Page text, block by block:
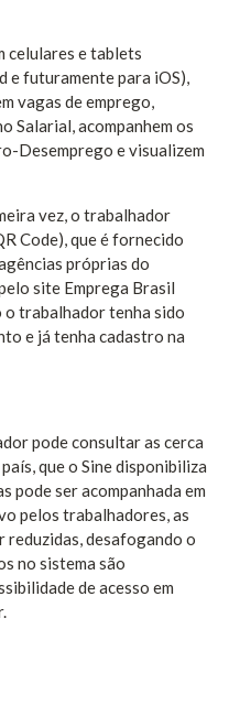
celulares e tablets
e futuramente para iOS),
vagas de emprego,
Salarial, acompanhem os
Desemprego e visualizem
vez, o trabalhador
Code), que é fornecido
próprias do
site Emprega Brasil
o trabalhador tenha sido
e já tenha cadastro na
pode consultar as cerca
que o Sine disponibiliza
pode ser acompanhada em
pelos trabalhadores, as
reduzidas, desafogando o
no sistema são
de acesso em